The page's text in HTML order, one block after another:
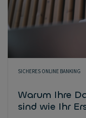
SICHERES ONLINE BANKING
Warum Ihre
sind wie Ihr